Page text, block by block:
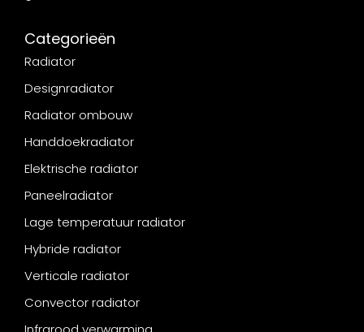
Categorieën
Radiator
Designradiator
Radiator ombouw
Handdoekradiator
Elektrische radiator
Paneelradiator
Lage temperatuur radiator
Hybride radiator
Verticale radiator
Convector radiator